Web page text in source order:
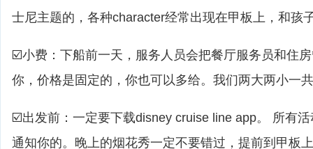
士尼主题的，各种character经常出现在甲板上，和孩
☑️小费：下船前一天，服务人员会把餐厅服务员和住
你，价格是固定的，你也可以多给。我们两大两小一
☑️出发前：一定要下载disney cruise line app。 所有
通知你的。晚上的烟花秀一定不要错过，提前到甲板